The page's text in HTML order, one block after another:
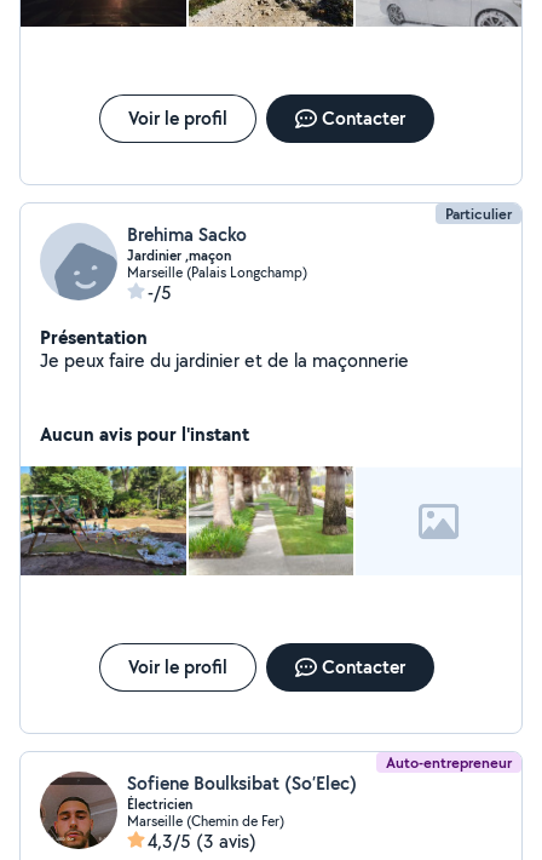
Voir le profil Contacter
Particulier
Brehima Sacko
Jardinier ,maçon
Marseille (Palais Longchamp)
-/5
Présentation
Je peux faire du jardinier et de la maçonnerie
Aucun avis pour l'instant
Voir le profil Contacter
Auto-entrepreneur
Sofiene Boulksibat (So’Elec)
Électricien
Marseille (Chemin de Fer)
4,3/5 (3 avis)